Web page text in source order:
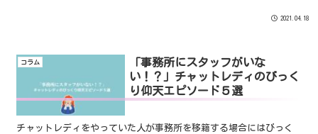
2021.04.18
コラム
「事務所にスタッフがいな
い！？」チャットレディのびっく
り仰天エピソード５選
チャットレディをやっていた人が事務所を移籍する場合にはびっく